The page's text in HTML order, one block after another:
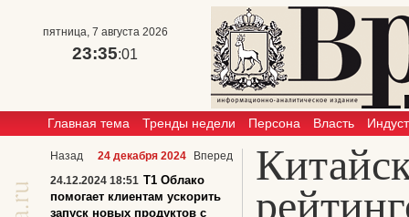
пятница, 7 августа 2026
23:35:01
Главная тема Тренды недели Персона Власть
Назад 24 декабря 2024
Вперед
24.12.2024 18:51 T1 Облако
помогает клиентам ускорить
запуск новых продуктов с